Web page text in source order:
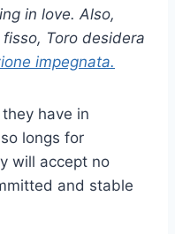
in love. Also,
fisso, Toro desidera
impegnata.
have in
longs for
will accept no
and stable